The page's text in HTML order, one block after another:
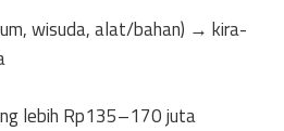
wisuda, alat/bahan) → kira-
lebih Rp135–170 juta